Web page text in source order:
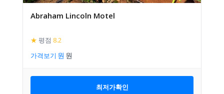
Abraham Lincoln Motel
★ 평점 8.2
가격보기
최저가확인